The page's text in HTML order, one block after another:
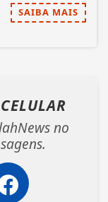
SAIBA MAIS
no